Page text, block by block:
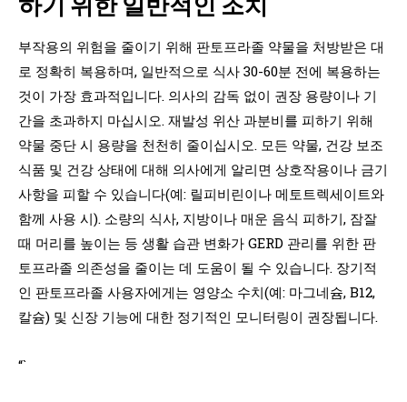
부작용의 위험을 줄이기 위해 판토프라졸 약물을 처방받은 대
로 정확히 복용하며, 일반적으로 식사 30-60분 전에 복용하는
것이 가장 효과적입니다. 의사의 감독 없이 권장 용량이나 기
간을 초과하지 마십시오. 재발성 위산 과분비를 피하기 위해
약물 중단 시 용량을 천천히 줄이십시오. 모든 약물, 건강 보조
식품 및 건강 상태에 대해 의사에게 알리면 상호작용이나 금기
사항을 피할 수 있습니다(예: 릴피비린이나 메토트렉세이트와
함께 사용 시). 소량의 식사, 지방이나 매운 음식 피하기, 잠잘
때 머리를 높이는 등 생활 습관 변화가 GERD 관리를 위한 판
토프라졸 의존성을 줄이는 데 도움이 될 수 있습니다. 장기적
인 판토프라졸 사용자에게는 영양소 수치(예: 마그네슘, B12,
칼슘) 및 신장 기능에 대한 정기적인 모니터링이 권장됩니다.
“`